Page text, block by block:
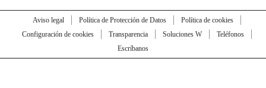
Aviso legal Política de Protección de Datos
Política de cookies
Configuración de cookies
Transparencia Soluciones W
Teléfonos
Escríbanos